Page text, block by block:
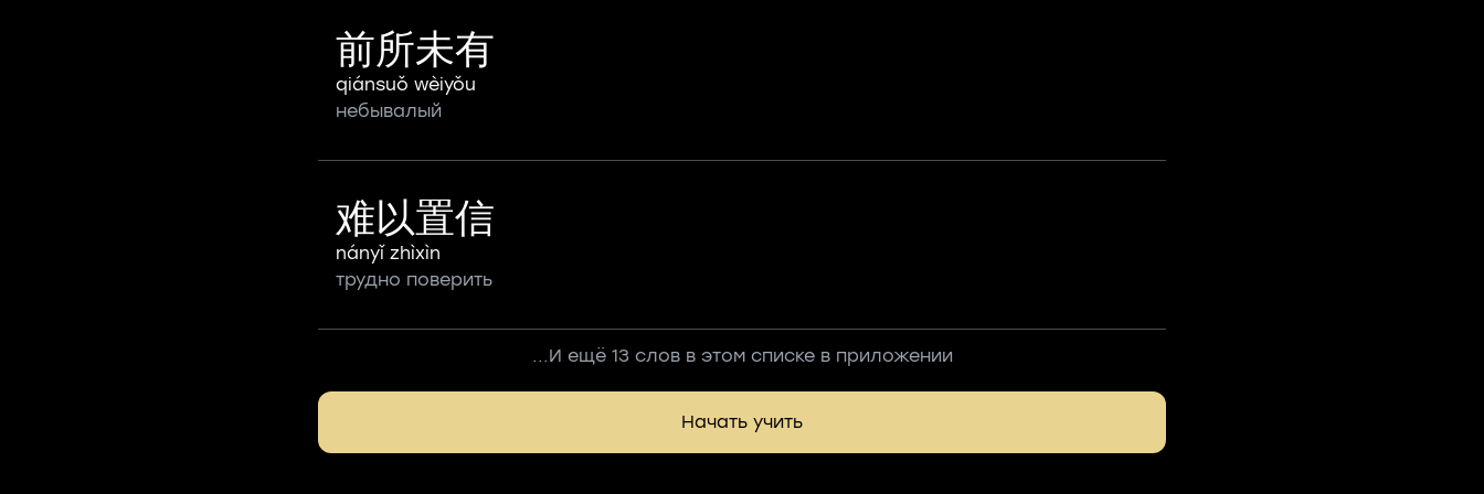
前所未有
qiánsuǒ wèiyǒu
небывалый
难以置信
nányǐ zhìxìn
трудно поверить
...И ещё 13 слов в этом списке в приложении
Начать учить